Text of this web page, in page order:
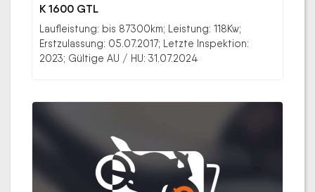
K 1600 GTL
Laufleistung: bis 87300km; Leistung: 118Kw;
Erstzulassung: 05.07.2017; Letzte Inspektion:
2023; Gültige AU / HU: 31.07.2024